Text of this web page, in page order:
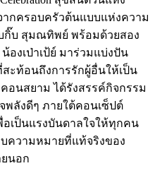
ากครอบครัวต้นแบบแห่งความ
บ สุมณทิพย์ พร้อมด้วยสอง
องเป่าเป้ย์ มาร่วมแบ่งปัน
ะท้อนถึงการรักผู้อื่นให้เป็น
อนสยาม ได้รังสรรค์กิจกรรม
ลังดีๆ ภายใต้คอนเซ็ปต์
อเป็นแรงบันดาลใจให้ทุกคน
ความหมายที่แท้จริงของ
นอก